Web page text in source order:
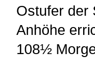
Ostufer der
Anhöhe
108½